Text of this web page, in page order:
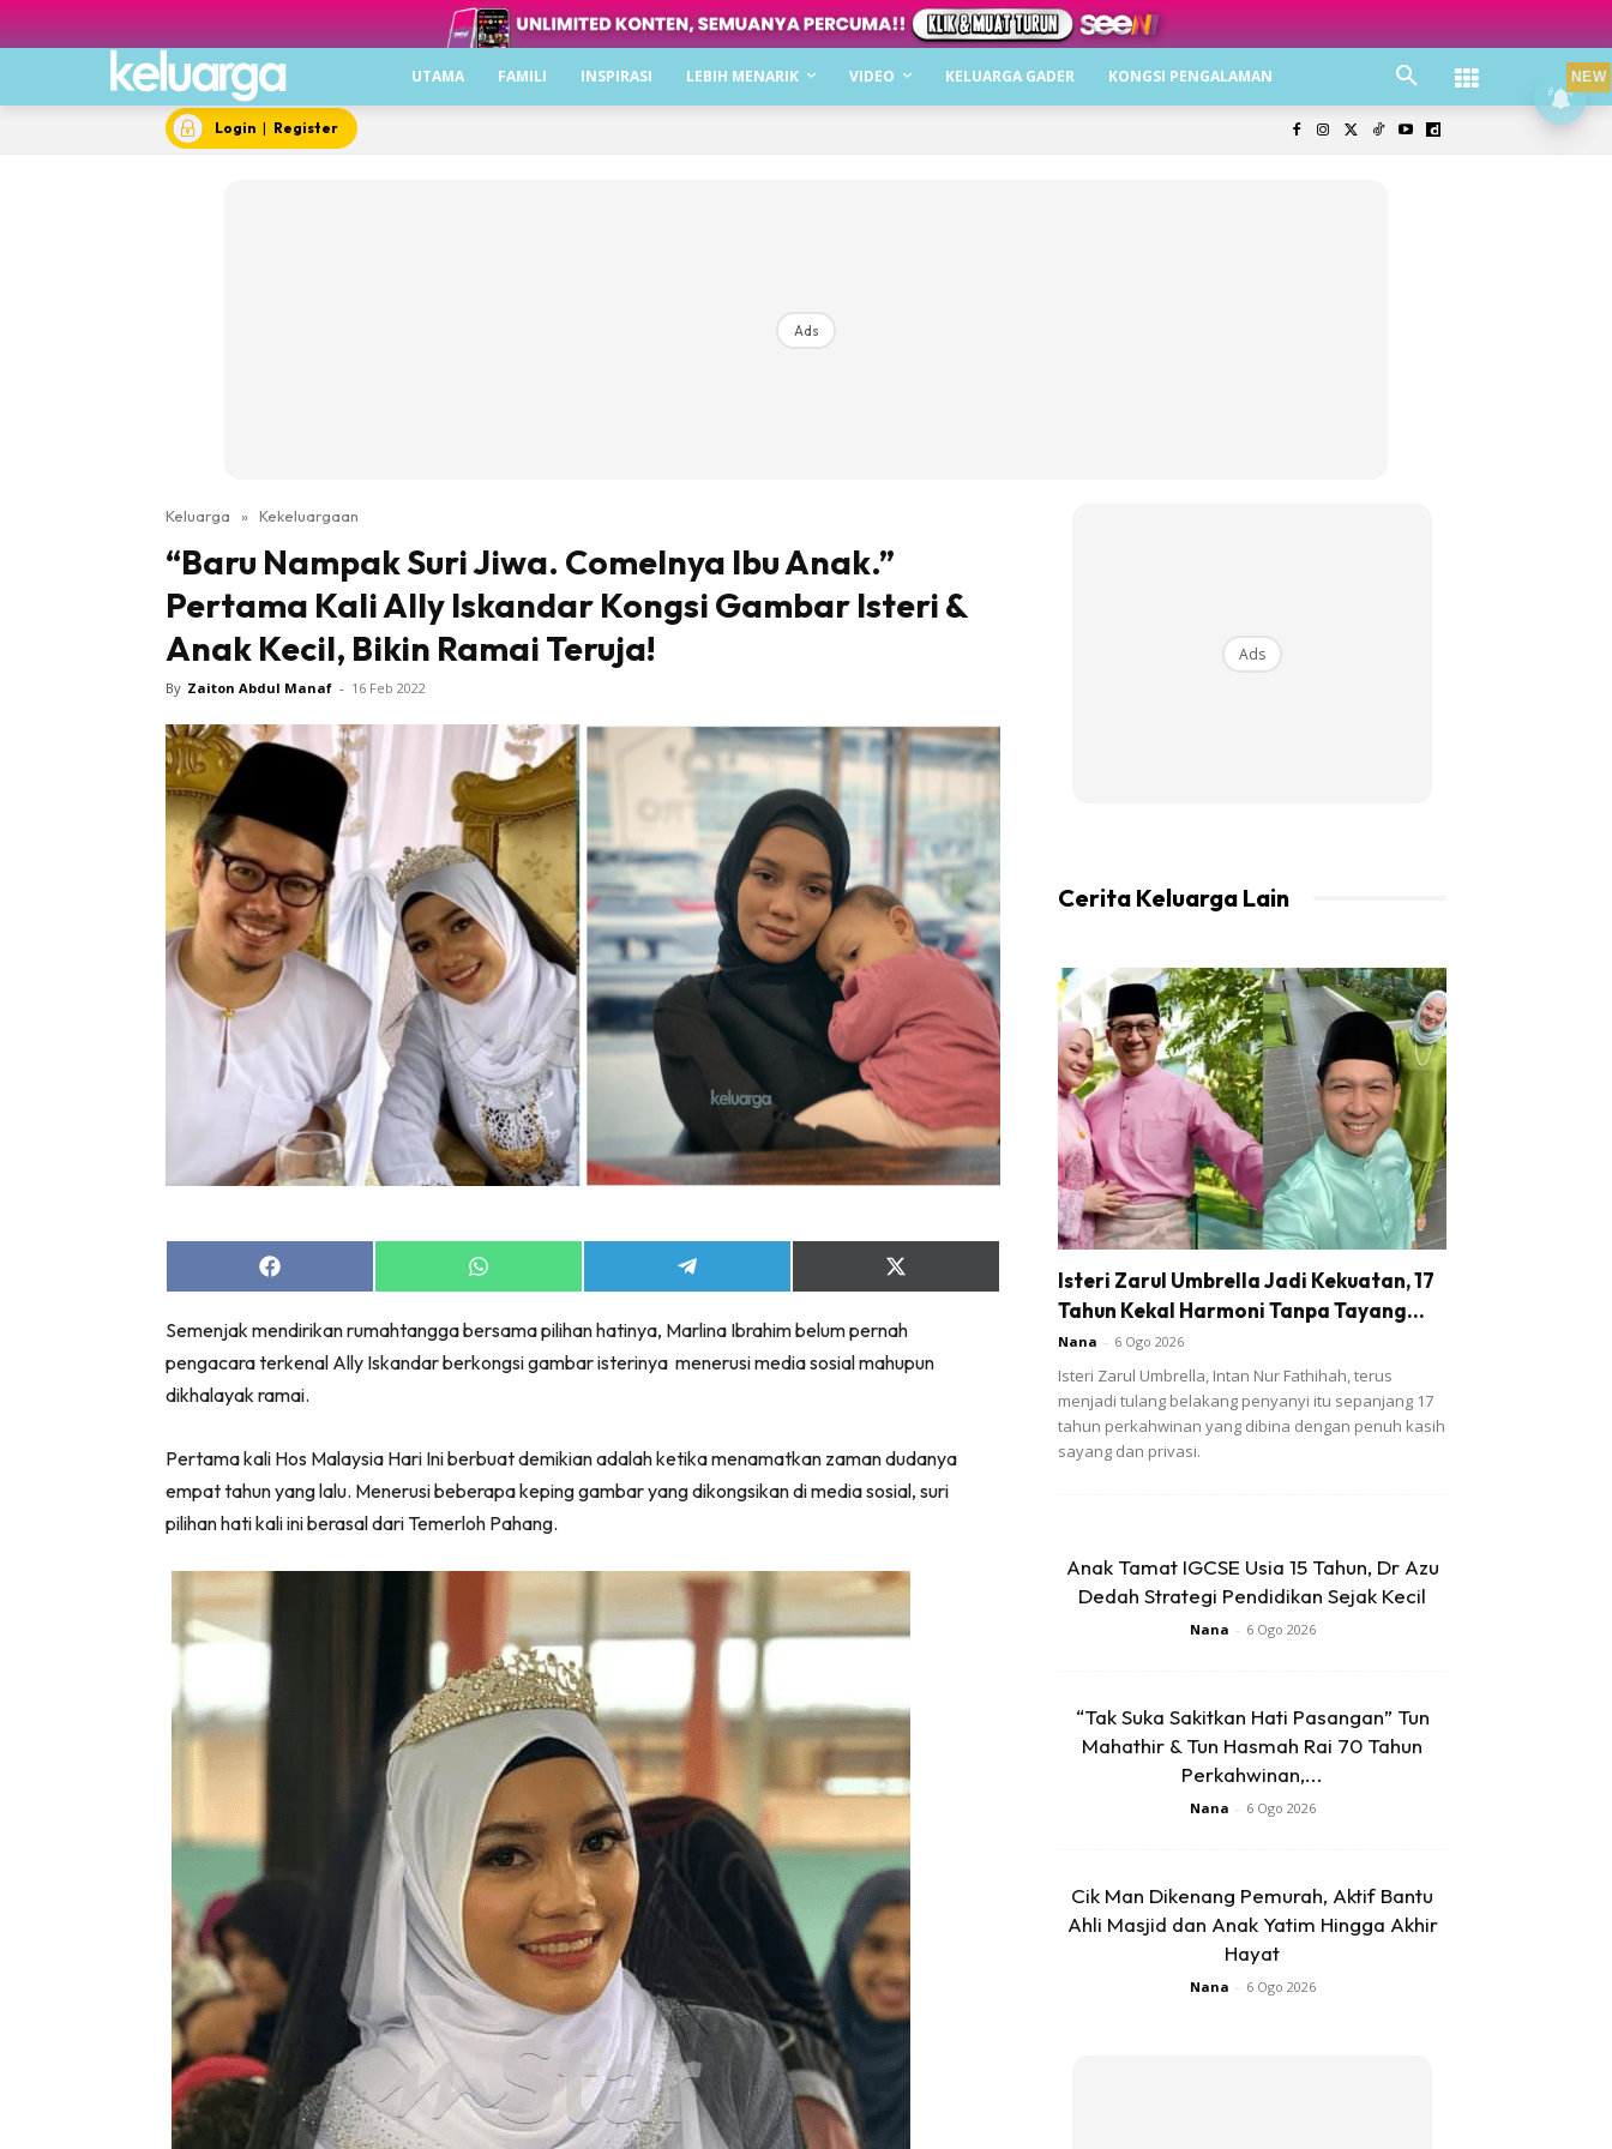
UTAMA FAMILI INSPIRASI LEBIH MENARIK VIDEO KELUARGA GADER KONGSI PENGALAMAN
Login | Register
Ads
Keluarga » Kekeluargaan
“Baru Nampak Suri Jiwa. Comelnya Ibu Anak.”
Pertama Kali Ally Iskandar Kongsi Gambar Isteri &
Anak Kecil, Bikin Ramai Teruja!
By Zaiton Abdul Manaf - 16 Feb 2022
Share
on
Share
on
Share
on
Share
on
(Twitter)
Semenjak mendirikan rumahtangga bersama pilihan hatinya, Marlina Ibrahim belum pernah
pengacara terkenal Ally Iskandar berkongsi gambar isterinya menerusi media sosial mahupun
dikhalayak ramai.
Pertama kali Hos Malaysia Hari Ini berbuat demikian adalah ketika menamatkan zaman dudanya
empat tahun yang lalu. Menerusi beberapa keping gambar yang dikongsikan di media sosial, suri
pilihan hati kali ini berasal dari Temerloh Pahang.
Ads
Cerita Keluarga Lain
Isteri Zarul Umbrella Jadi Kekuatan, 17
Tahun Kekal Harmoni Tanpa Tayang...
Nana - 6 Ogo 2026
Isteri Zarul Umbrella, Intan Nur Fathihah, terus
menjadi tulang belakang penyanyi itu sepanjang 17
tahun perkahwinan yang dibina dengan penuh kasih
sayang dan privasi.
Anak Tamat IGCSE Usia 15 Tahun, Dr Azu
Dedah Strategi Pendidikan Sejak Kecil
Nana - 6 Ogo 2026
“Tak Suka Sakitkan Hati Pasangan” Tun
Mahathir & Tun Hasmah Rai 70 Tahun
Perkahwinan,...
Nana - 6 Ogo 2026
Cik Man Dikenang Pemurah, Aktif Bantu
Ahli Masjid dan Anak Yatim Hingga Akhir
Hayat
Nana - 6 Ogo 2026
NEW